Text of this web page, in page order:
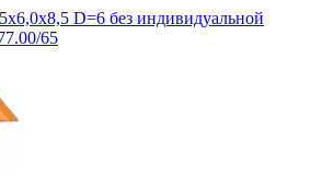
D=6 без индивидуальной
65